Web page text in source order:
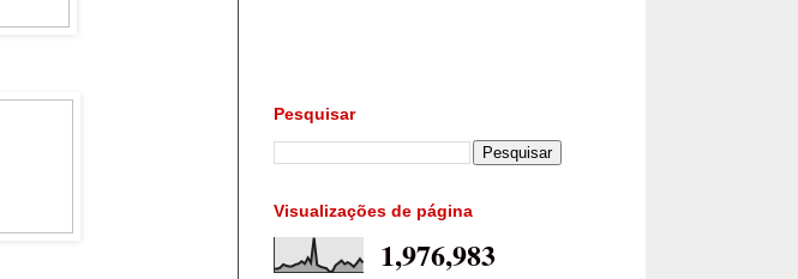
Pesquisar
Visualizações de página
1,976,983